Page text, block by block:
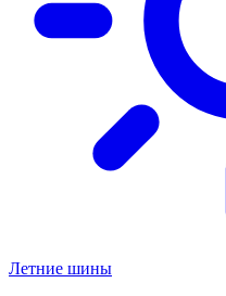
Летние шины